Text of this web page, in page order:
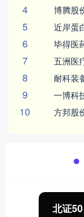
4 博腾股
5 近岸蛋
6 毕得医
7 五洲医
8 耐科装
9 一博科
10 方邦股
北证50